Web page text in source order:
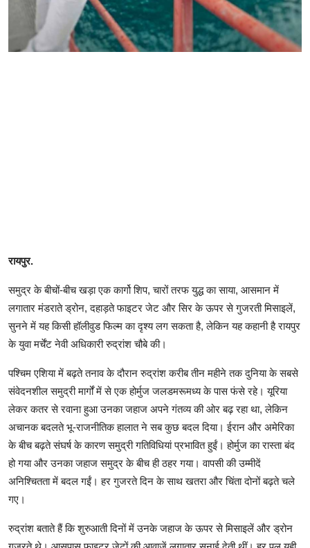
रायपुर.
समुद्र के बीचों-बीच खड़ा एक कार्गो शिप, चारों तरफ युद्ध का साया, आसमान में
लगातार मंडराते ड्रोन, दहाड़ते फाइटर जेट और सिर के ऊपर से गुजरती मिसाइलें,
सुनने में यह किसी हॉलीवुड फिल्म का दृश्य लग सकता है, लेकिन यह कहानी है रायपुर
के युवा मर्चेंट नेवी अधिकारी रुद्रांश चौबे की।
पश्चिम एशिया में बढ़ते तनाव के दौरान रुद्रांश करीब तीन महीने तक दुनिया के सबसे
संवेदनशील समुद्री मार्गों में से एक होर्मुज जलडमरूमध्य के पास फंसे रहे। यूरिया
लेकर कतर से रवाना हुआ उनका जहाज अपने गंतव्य की ओर बढ़ रहा था, लेकिन
अचानक बदलते भू-राजनीतिक हालात ने सब कुछ बदल दिया। ईरान और अमेरिका
के बीच बढ़ते संघर्ष के कारण समुद्री गतिविधियां प्रभावित हुईं। होर्मुज का रास्ता बंद
हो गया और उनका जहाज समुद्र के बीच ही ठहर गया। वापसी की उम्मीदें
अनिश्चितता में बदल गईं। हर गुजरते दिन के साथ खतरा और चिंता दोनों बढ़ते चले
गए।
रुद्रांश बताते हैं कि शुरुआती दिनों में उनके जहाज के ऊपर से मिसाइलें और ड्रोन